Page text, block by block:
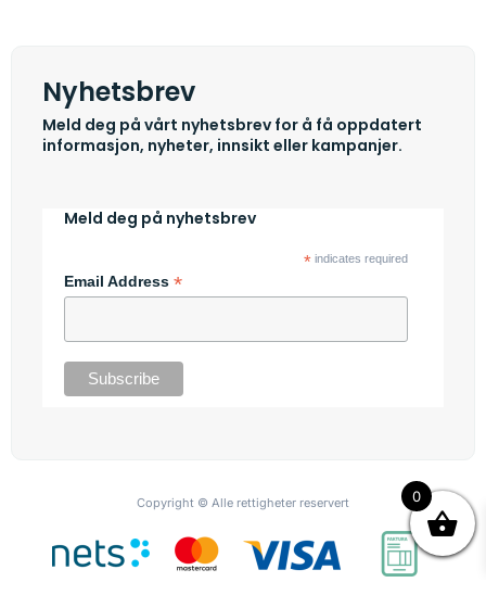
Nyhetsbrev
Meld deg på vårt nyhetsbrev for å få oppdatert
informasjon, nyheter, innsikt eller kampanjer.
Meld deg på nyhetsbrev
*indicates required
Email Address *
Copyright © Alle rettigheter reservert 0